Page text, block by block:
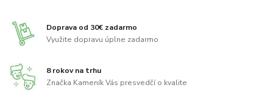
Doprava od 30€ zadarmo
Využite dopravu úplne zadarmo
8 rokov na trhu
Značka Kameník Vás presvedčí o kvalite